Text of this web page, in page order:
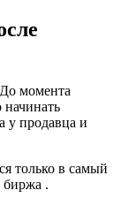
момента
у продавца и
только в самый
биржа .